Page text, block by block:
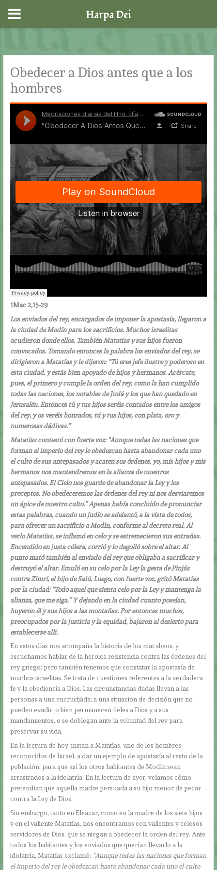
contenido
Obedecer a Dios antes que a los
hombres
1Mac 2,15-29
Los enviados del rey, encargados de imponer la apostasía, llegaron a
la ciudad de Modín para los sacrificios. Muchos israelitas
acudieron donde ellos. También Matatías y sus hijos fueron
convocados. Tomando entonces la palabra los enviados del rey, se
dirigieron a Matatías y le dijeron: “Tú eres jefe ilustre y poderoso en
esta ciudad, y estás bien apoyado de hijos y hermanos. Acércate,
pues, el primero y cumple la orden del rey, como la han cumplido
todas las naciones, los notables de Judá y los que han quedado en
Jerusalén. Entonces tú y tus hijos seréis contados entre los amigos
del rey, y os veréis honrados, tú y tus hijos, con plata, oro y
numerosas dádivas.”
Matatías contestó con fuerte voz: “Aunque todas las naciones que
forman el imperio del rey le obedezcan hasta abandonar cada uno
el culto de sus antepasados y acaten sus órdenes, yo, mis hijos y mis
hermanos nos mantendremos en la alianza de nuestros
antepasados. El Cielo nos guarde de abandonar la Ley y los
preceptos. No obedeceremos las órdenes del rey ni nos desviaremos
un ápice de nuestro culto.” Apenas había concluido de pronunciar
estas palabras, cuando un judío se adelantó, a la vista de todos,
para ofrecer un sacrificio a Modín, conforme al decreto real. Al
verlo Matatías, se inflamó en celo y se estremecieron sus entrañas.
Encendido en justa cólera, corrió y lo degolló sobre el altar. Al
punto mató también al enviado del rey que obligaba a sacrificar y
destruyó el altar. Emuló en su celo por la Ley la gesta de Pinjás
contra Zimrí, el hijo de Salú. Luego, con fuerte voz, gritó Matatías
por la ciudad: “Todo aquel que sienta celo por la Ley y mantenga la
alianza, que me siga.” Y dejando en la ciudad cuanto poseían,
huyeron él y sus hijos a las montañas. Por entonces muchos,
preocupados por la justicia y la equidad, bajaron al desierto para
establecerse allí.
En estos días nos acompaña la historia de los macabeos, y
escuchamos hablar de la heroica resistencia contra las órdenes del
rey griego; pero también tenemos que constatar la apostasía de
muchos israelitas. Se trata de cuestiones referentes a la verdadera
fe y la obediencia a Dios. Las circunstancias dadas llevan a las
personas a una encrucijada; a una situación de decisión que no
pueden evadir: o bien permanecen fieles a Dios y a sus
mandamientos, o se doblegan ante la voluntad del rey para
preservar su vida.
En la lectura de hoy, instan a Matatías, uno de los hombres
reconocidos de Israel, a dar un ejemplo de apostasía al resto de la
población, para que así los otros habitantes de Modín sean
arrastrados a la idolatría. En la lectura de ayer, veíamos cómo
pretendían que aquella madre persuada a su hijo menor de pecar
contra la Ley de Dios.
Sin embargo, tanto en Eleazar, como en la madre de los siete hijos
y en el valiente Matatías, nos encontramos con valientes y celosos
servidores de Dios, que se niegan a obedecer la orden del rey. Ante
todos los habitantes y los enviados que querían llevarlo a la
idolatría, Matatías exclamó: “Aunque todas las naciones que forman
el imperio del rey le obedezcan hasta abandonar cada uno el culto
Harpa Dei